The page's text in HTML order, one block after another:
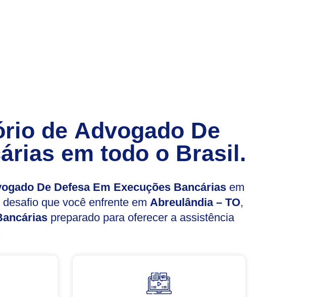
de Advogado De
em todo o Brasil.
De Defesa Em Execuções Bancárias em
que você enfrente em Abreulândia – TO,
preparado para oferecer a assistência